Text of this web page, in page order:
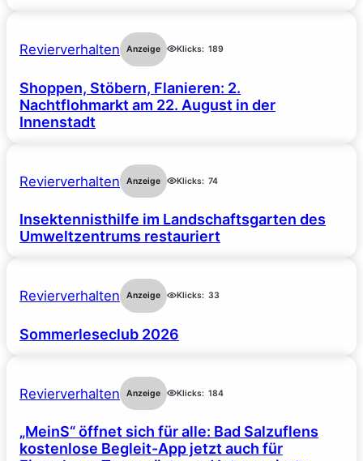
Revierverhalten Anzeige Klicks: 189
Shoppen, Stöbern, Flanieren: 2.
Nachtflohmarkt am 22. August in der
Innenstadt
Revierverhalten Anzeige Klicks: 74
Insektennisthilfe im Landschaftsgarten des
Umweltzentrums restauriert
Revierverhalten Anzeige Klicks: 33
Sommerleseclub 2026
Revierverhalten Anzeige Klicks: 184
„MeinS“ öffnet sich für alle: Bad Salzuflens
kostenlose Begleit-App jetzt auch für